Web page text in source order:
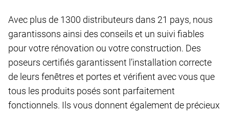
Avec plus de 1300 distributeurs dans 21 pays, nous
garantissons ainsi des conseils et un suivi fiables
pour votre rénovation ou votre construction. Des
poseurs certifiés garantissent l’installation correcte
de leurs fenêtres et portes et vérifient avec vous que
tous les produits posés sont parfaitement
fonctionnels. Ils vous donnent également de précieux